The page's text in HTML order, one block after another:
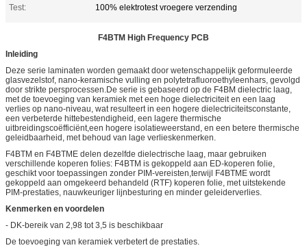
Test: 100% elektrotest vroegere verzending
F4BTM High Frequency PCB
Inleiding
Deze serie laminaten worden gemaakt door wetenschappelijk geformuleerde
glasvezelstof, nano-keramische vulling en polytetrafluoroethyleenhars, gevolgd
door strikte persprocessen.De serie is gebaseerd op de F4BM dielectric laag,
met de toevoeging van keramiek met een hoge dielectriciteit en een laag
verlies op nano-niveau, wat resulteert in een hogere dielectriciteitsconstante,
een verbeterde hittebestendigheid, een lagere thermische
uitbreidingscoëfficiënt,een hogere isolatieweerstand, en een betere thermische
geleidbaarheid, met behoud van lage verlieskenmerken.
F4BTM en F4BTME delen dezelfde dielectrische laag, maar gebruiken
verschillende koperen folies: F4BTM is gekoppeld aan ED-koperen folie,
geschikt voor toepassingen zonder PIM-vereisten,terwijl F4BTME wordt
gekoppeld aan omgekeerd behandeld (RTF) koperen folie, met uitstekende
PIM-prestaties, nauwkeuriger lijnbesturing en minder geleiderverlies.
Kenmerken en voordelen
- DK-bereik van 2,98 tot 3,5 is beschikbaar
De toevoeging van keramiek verbetert de prestaties.